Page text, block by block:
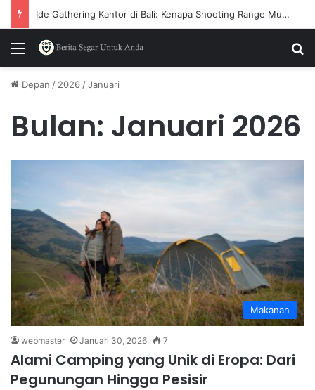
Rahasia di Balik Perusahaan yang Memilih Dokumen Terverifikasi
Menu
Depan / 2026 /Januari
Bulan: Januari 2026
Makanan
webmaster Januari 30, 2026 7
Alami Camping yang Unik di Eropa: Dari
Pegunungan Hingga Pesisir